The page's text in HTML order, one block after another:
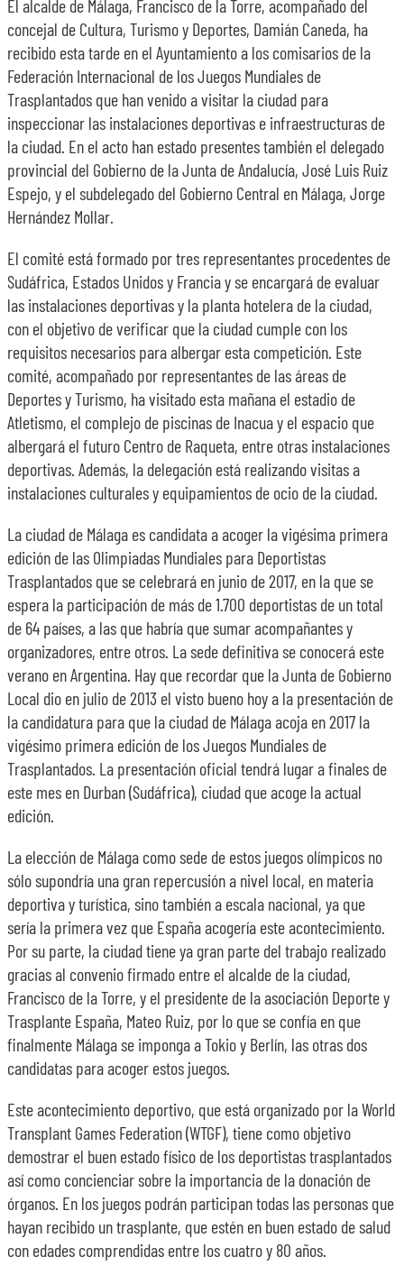
El alcalde de Málaga, Francisco de la Torre, acompañado del
concejal de Cultura, Turismo y Deportes, Damián Caneda, ha
recibido esta tarde en el Ayuntamiento a los comisarios de la
Federación Internacional de los Juegos Mundiales de
Trasplantados que han venido a visitar la ciudad para
inspeccionar las instalaciones deportivas e infraestructuras de
la ciudad. En el acto han estado presentes también el delegado
provincial del Gobierno de la Junta de Andalucía, José Luis Ruiz
Espejo, y el subdelegado del Gobierno Central en Málaga, Jorge
Hernández Mollar.
El comité está formado por tres representantes procedentes de
Sudáfrica, Estados Unidos y Francia y se encargará de evaluar
las instalaciones deportivas y la planta hotelera de la ciudad,
con el objetivo de verificar que la ciudad cumple con los
requisitos necesarios para albergar esta competición. Este
comité, acompañado por representantes de las áreas de
Deportes y Turismo, ha visitado esta mañana el estadio de
Atletismo, el complejo de piscinas de Inacua y el espacio que
albergará el futuro Centro de Raqueta, entre otras instalaciones
deportivas. Además, la delegación está realizando visitas a
instalaciones culturales y equipamientos de ocio de la ciudad.
La ciudad de Málaga es candidata a acoger la vigésima primera
edición de las Olimpiadas Mundiales para Deportistas
Trasplantados que se celebrará en junio de 2017, en la que se
espera la participación de más de 1.700 deportistas de un total
de 64 países, a las que habría que sumar acompañantes y
organizadores, entre otros. La sede definitiva se conocerá este
verano en Argentina. Hay que recordar que la Junta de Gobierno
Local dio en julio de 2013 el visto bueno hoy a la presentación de
la candidatura para que la ciudad de Málaga acoja en 2017 la
vigésimo primera edición de los Juegos Mundiales de
Trasplantados. La presentación oficial tendrá lugar a finales de
este mes en Durban (Sudáfrica), ciudad que acoge la actual
edición.
La elección de Málaga como sede de estos juegos olímpicos no
sólo supondría una gran repercusión a nivel local, en materia
deportiva y turística, sino también a escala nacional, ya que
sería la primera vez que España acogería este acontecimiento.
Por su parte, la ciudad tiene ya gran parte del trabajo realizado
gracias al convenio firmado entre el alcalde de la ciudad,
Francisco de la Torre, y el presidente de la asociación Deporte y
Trasplante España, Mateo Ruiz, por lo que se confía en que
finalmente Málaga se imponga a Tokio y Berlín, las otras dos
candidatas para acoger estos juegos.
Este acontecimiento deportivo, que está organizado por la World
Transplant Games Federation (WTGF), tiene como objetivo
demostrar el buen estado físico de los deportistas trasplantados
así como concienciar sobre la importancia de la donación de
órganos. En los juegos podrán participan todas las personas que
hayan recibido un trasplante, que estén en buen estado de salud
con edades comprendidas entre los cuatro y 80 años.